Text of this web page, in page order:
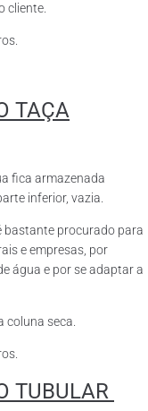
cliente.
TAÇA
fica armazenada
inferior, vazia.
bastante procurado para
e empresas, por
água e por se adaptar a
coluna seca.
TUBULAR